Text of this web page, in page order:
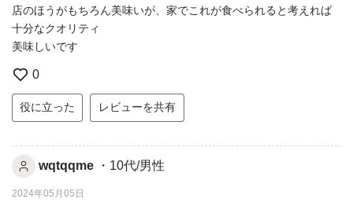
店のほうがもちろん美味いが、家でこれが食べられると考えれば
十分なクオリティ
美味しいです
0
役に立った レビューを共有
wqtqqme ・10代/男性
2024年05月05日